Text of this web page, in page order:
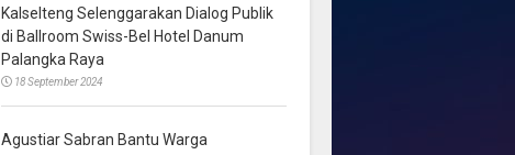
Kalselteng Selenggarakan Dialog Publik
di Ballroom Swiss-Bel Hotel Danum
Palangka Raya
18 September 2024
Agustiar Sabran Bantu Warga